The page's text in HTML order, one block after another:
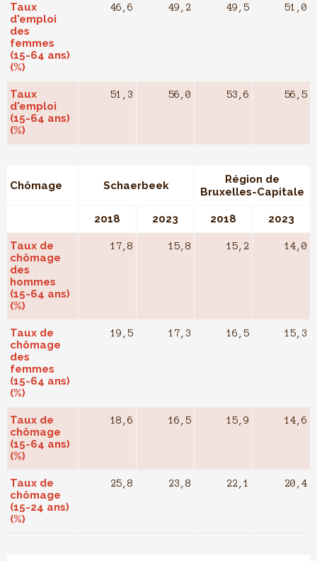
Taux
d'emploi
des
femmes
(15-64 ans)
(%)
46,6 49,2 49,5 51,0
Taux
d'emploi
(15-64 ans)
(%)
51,3 56,0 53,6 56,5
Chômage Schaerbeek
Région de
Bruxelles-Capitale
2018 2023 2018 2023
Taux de
chômage
des
hommes
(15-64 ans)
(%)
17,8 15,8 15,2 14,0
Taux de
chômage
des
femmes
(15-64 ans)
(%)
19,5 17,3 16,5 15,3
Taux de
chômage
(15-64 ans)
(%)
18,6 16,5 15,9 14,6
Taux de
chômage
(15-24 ans)
(%)
25,8 23,8 22,1 20,4